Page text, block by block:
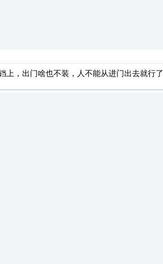
上，出门啥也不装，人不能从进门出去就行了